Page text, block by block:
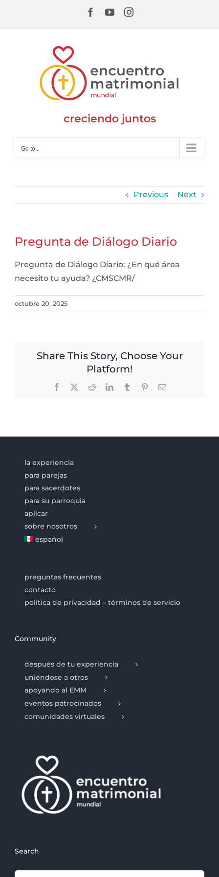
Facebook
YouTubeInstagram
creciendo juntos
Go to...
Previous Next
Pregunta de Diálogo Diario
Pregunta de Diálogo Diario: ¿En qué área
necesito tu ayuda? ¿CMSCMR/
octubre 20, 2025
Share This Story, Choose Your
Platform!
Facebook RedditLinkedInTumblr PinterestEmail
la experiencia
para parejas
para sacerdotes
para su parroquia
aplicar
sobre nosotros
español
preguntas frecuentes
contacto
política de privacidad – términos de servicio
Community
después de tu experiencia
uniéndose a otros
apoyando al EMM
eventos patrocinados
comunidades virtuales
Search